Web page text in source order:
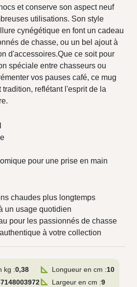
et conserve son aspect neuf
utilisations. Son style
cynégétique en font un cadeau
de chasse, ou un bel ajout à
d'accessoires.Que ce soit pour
spéciale entre chasseurs ou
vos pauses café, ce mug
reflétant l'esprit de la
pour une prise en main
chaudes plus longtemps
un usage quotidien
pour les passionnés de chasse
à votre collection
kg :0,38
Longueur en cm :10
Largeur en cm :9